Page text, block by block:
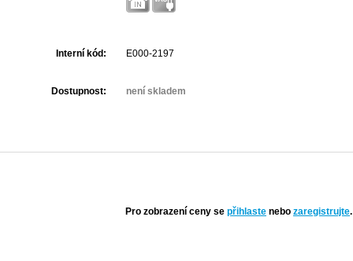
Interní kód: E000-2197
Dostupnost: není skladem
Pro zobrazení ceny se přihlaste nebo zaregistrujte.